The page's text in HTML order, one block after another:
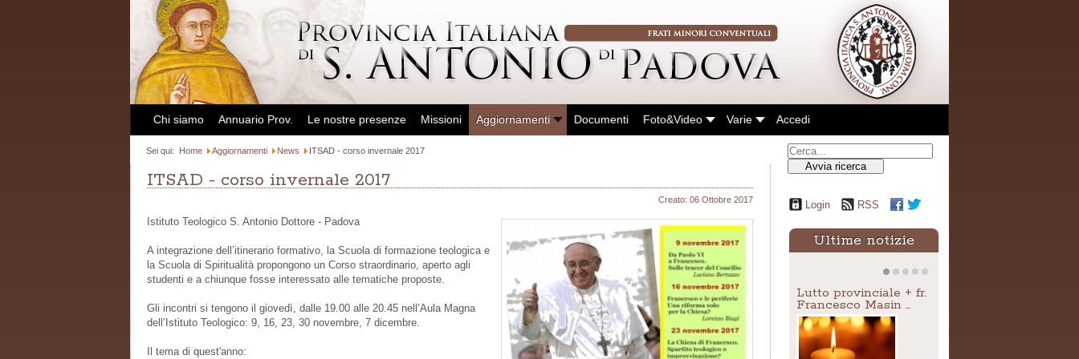
Chi siamo Annuario Prov. Le nostre presenze Missioni Aggiornamenti Documenti Foto&Video Varie Accedi
Avvia ricerca
Sei qui: Home Aggiornamenti News ITSAD - corso invernale 2017
ITSAD - corso invernale 2017
Creato: 06 Ottobre 2017
Istituto Teologico S. Antonio Dottore - Padova
A integrazione dell’itinerario formativo, la Scuola di formazione teologica e
la Scuola di Spiritualità propongono un Corso straordinario, aperto agli
studenti e a chiunque fosse interessato alle tematiche proposte.
Gli incontri si tengono il giovedì, dalle 19.00 alle 20.45 nell’Aula Magna
dell’Istituto Teologico: 9, 16, 23, 30 novembre, 7 dicembre.
Il tema di quest'anno:
Login RSS
Ultime notizie
Lutto provinciale + fr.
Francesco Masin …